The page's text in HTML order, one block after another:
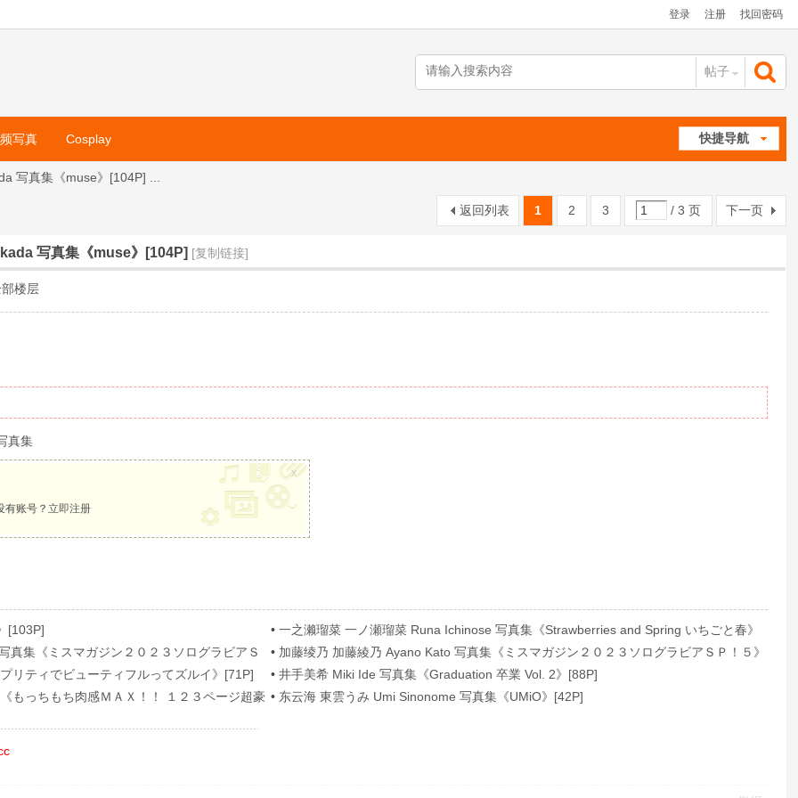
登录 注册 找回密码
帖子
快捷导航
写真 Cosplay
写真集《muse》[104P] ...
1 2 3 / 3 页 下一页
返回列表
写真集《muse》[104P] [复制链接]
楼层
真集
有账号？立即注册
x
[103P] •一之濑瑠菜 一ノ瀬瑠菜 Runa Ichinose 写真集《Strawberries and Spring いちごと春》
[62P]
真集《ミスマガジン２０２３ソログラビアＳ • 加藤绫乃 加藤綾乃 Ayano Kato 写真集《ミスマガジン２０２３ソログラビアＳＰ！５》
[54P]
リティでビューティフルってズルイ》[71P] •井手美希 Miki Ide 写真集《Graduation 卒業 Vol. 2》[88P]
もっちもち肉感ＭＡＸ！！ １２３ページ超豪 • 东云海 東雲うみ Umi Sinonome 写真集《UMiO》[42P]